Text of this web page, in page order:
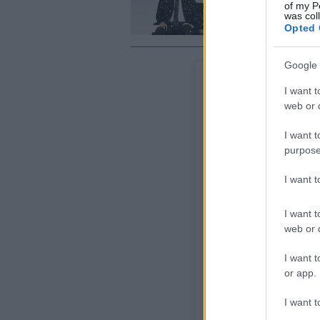
of my
was
Opted
Google
I want
web or
I want
I want
I want
web or
I want
or app.
I want